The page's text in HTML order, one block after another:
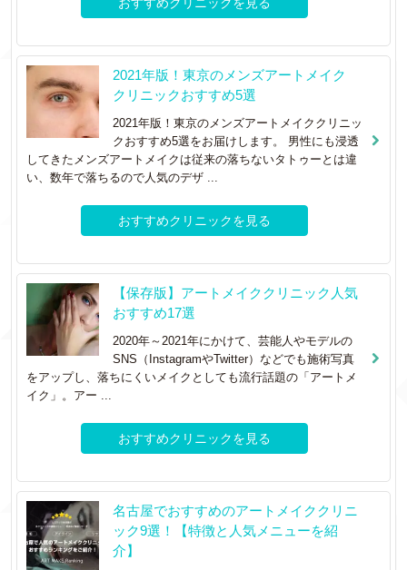
2021年版！東京のメンズアートメイク
クリニックおすすめ5選
2021年版！東京のメンズアートメイククリニッ
クおすすめ5選をお届けします。 男性にも浸透
してきたメンズアートメイクは従来の落ちないタトゥーとは違
い、数年で落ちるので人気のデザ ...
おすすめクリニックを見る
【保存版】アートメイククリニック人気
おすすめ17選
2020年～2021年にかけて、芸能人やモデルの
SNS（InstagramやTwitter）などでも施術写真
をアップし、落ちにくいメイクとしても流行話題の「アートメ
イク」。アー ...
おすすめクリニックを見る
名古屋でおすすめのアートメイククリニ
ック9選！【特徴と人気メニューを紹
介】